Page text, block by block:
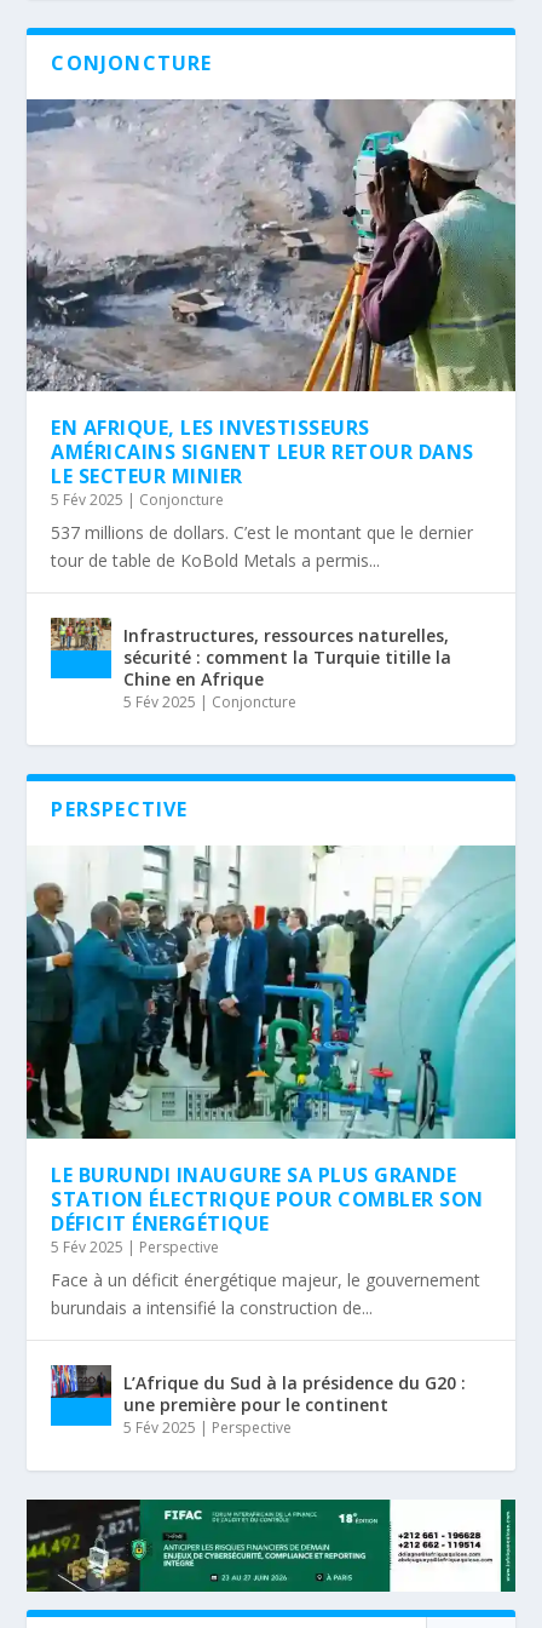
CONJONCTURE
EN AFRIQUE, LES INVESTISSEURS
AMÉRICAINS SIGNENT LEUR RETOUR DANS
LE SECTEUR MINIER
5 Fév 2025 Conjoncture
537 millions de dollars. C’est le montant que le dernier
tour de table de KoBold Metals a permis...
Infrastructures, ressources naturelles,
sécurité : comment la Turquie titille la
Chine en Afrique
5 Fév 2025 Conjoncture
PERSPECTIVE
LE BURUNDI INAUGURE SA PLUS GRANDE
STATION ÉLECTRIQUE POUR COMBLER SON
DÉFICIT ÉNERGÉTIQUE
5 Fév 2025 | Perspective
Face à un déficit énergétique majeur, le gouvernement
burundais a intensifié la construction de...
L’Afrique du Sud à la présidence du G20 :
une première pour le continent
5 Fév 2025 | Perspective